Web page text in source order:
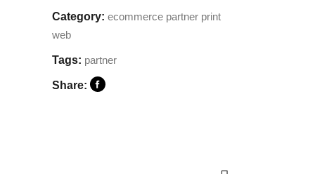
Category: ecommerce partner print
web
Tags: partner
Share: